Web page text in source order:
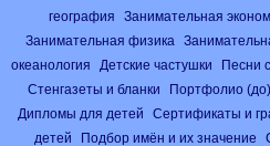
география
Занимательная
Занимательная физика
океанология
Детские частушки Песни
Стенгазеты и бланки
Портфолио
Дипломы для детей
Сертификаты и
детей
Подбор имён и их значение